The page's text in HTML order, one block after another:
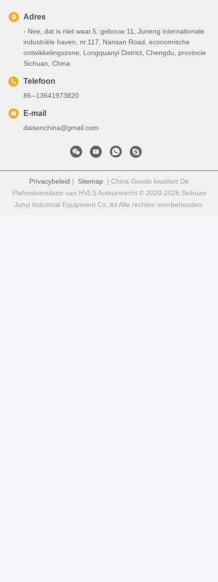
Adres
- Nee, dat is niet waar.5, gebouw 11, Juneng internationale
industriële haven, nr.117, Nansan Road, economische
ontwikkelingszone, Longquanyi District, Chengdu, provincie
Sichuan, China
Telefoon
86--13641973820
E-mail
daisenchina@gmail.com
Privacybeleid | Sitemap | China Goede kwaliteit De
Plafondventilator van HVLS Auteursrecht © 2020-2026 Sichuan
Junyi Industrial Equipment Co.,ltd Alle rechten voorbehouden.